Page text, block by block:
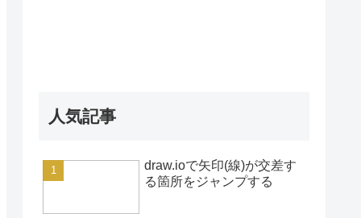
人気記事
draw.ioで矢印(線)が交差す
る箇所をジャンプする